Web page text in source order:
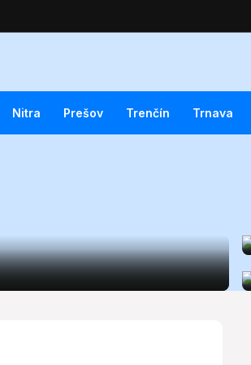
Nitra Prešov Trenčín Trnava
dážď? (16.